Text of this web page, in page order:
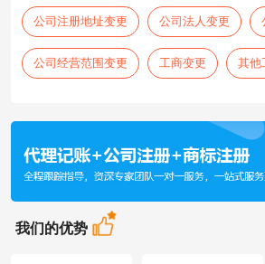
公司注册地址变更 公司法人变更
公司经营范围变更 工商变更 其他
我们的优势